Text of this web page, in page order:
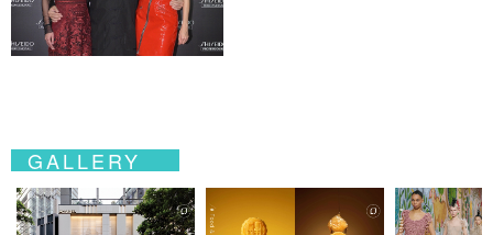
GALLERY